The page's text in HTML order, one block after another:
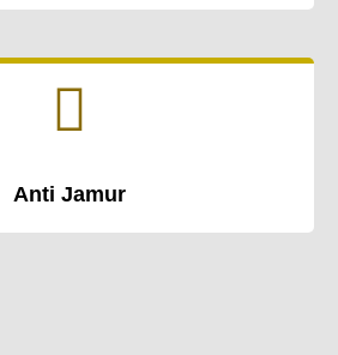
Anti Jamur